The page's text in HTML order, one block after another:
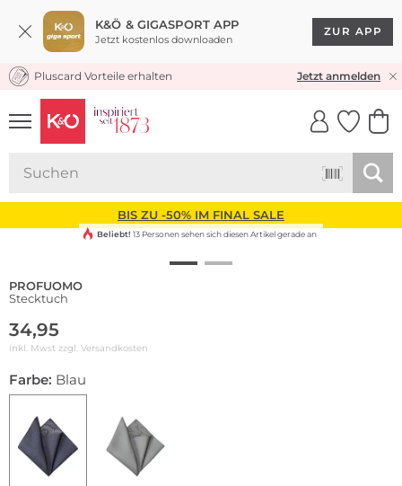
K&Ö & GIGASPORT APP
Jetzt kostenlos downloaden
ZUR APP
KOSTENLOSER VERSAND* & RÜCKVERSAND
Pluscard Vorteile erhalten Jetzt anmelden
UNSERE APP
CLICK &
BIS ZU -50% IM FINAL SALE
Beliebt! 13 Personen sehen sich diesen Artikel gerade an
PROFUOMO
Stecktuch
34,95
inkl. Mwst zzgl. Versandkosten
Farbe: Blau